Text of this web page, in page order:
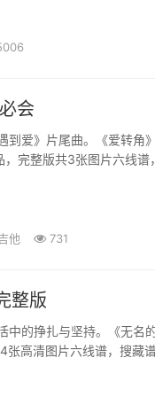
会
到爱》片尾曲。《爱转角
完整版共3张图片六线谱
他 731
整版
的挣扎与坚持。《无名的
高清图片六线谱，搜藏